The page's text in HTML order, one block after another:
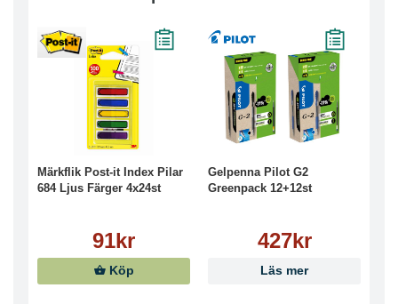
Märkflik Post-it Index Pilar
684 Ljus Färger 4x24st
91kr
Köp
Gelpenna Pilot G2
Greenpack 12+12st
427kr
Läs mer